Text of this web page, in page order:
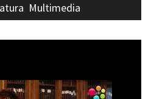
Multimedia